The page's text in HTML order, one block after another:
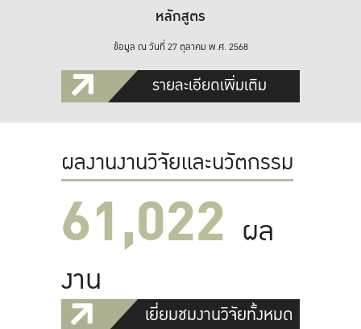
หลักสูตร
ข้อมูล ณ วันที่ 27 ตุลาคม พ.ศ. 2568
รายละเอียดเพิ่มเติม
ผลงานงานวิจัยและนวัตกรรม
61,022 ผล
งาน
เยี่ยมชมงานวิจัยทั้งหมด